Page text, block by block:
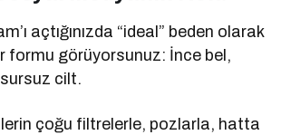
açtığınızda “ideal” beden olarak
formu görüyorsunuz: İnce bel,
cilt.
çoğu filtrelerle, pozlarla, hatta